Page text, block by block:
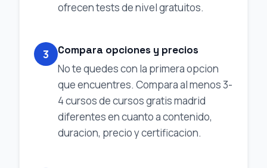
ofrecen tests de nivel gratuitos.
3 Compara opciones y precios
No te quedes con la primera opcion
que encuentres. Compara al menos 3-
4 cursos de cursos gratis madrid
diferentes en cuanto a contenido,
duracion, precio y certificacion.